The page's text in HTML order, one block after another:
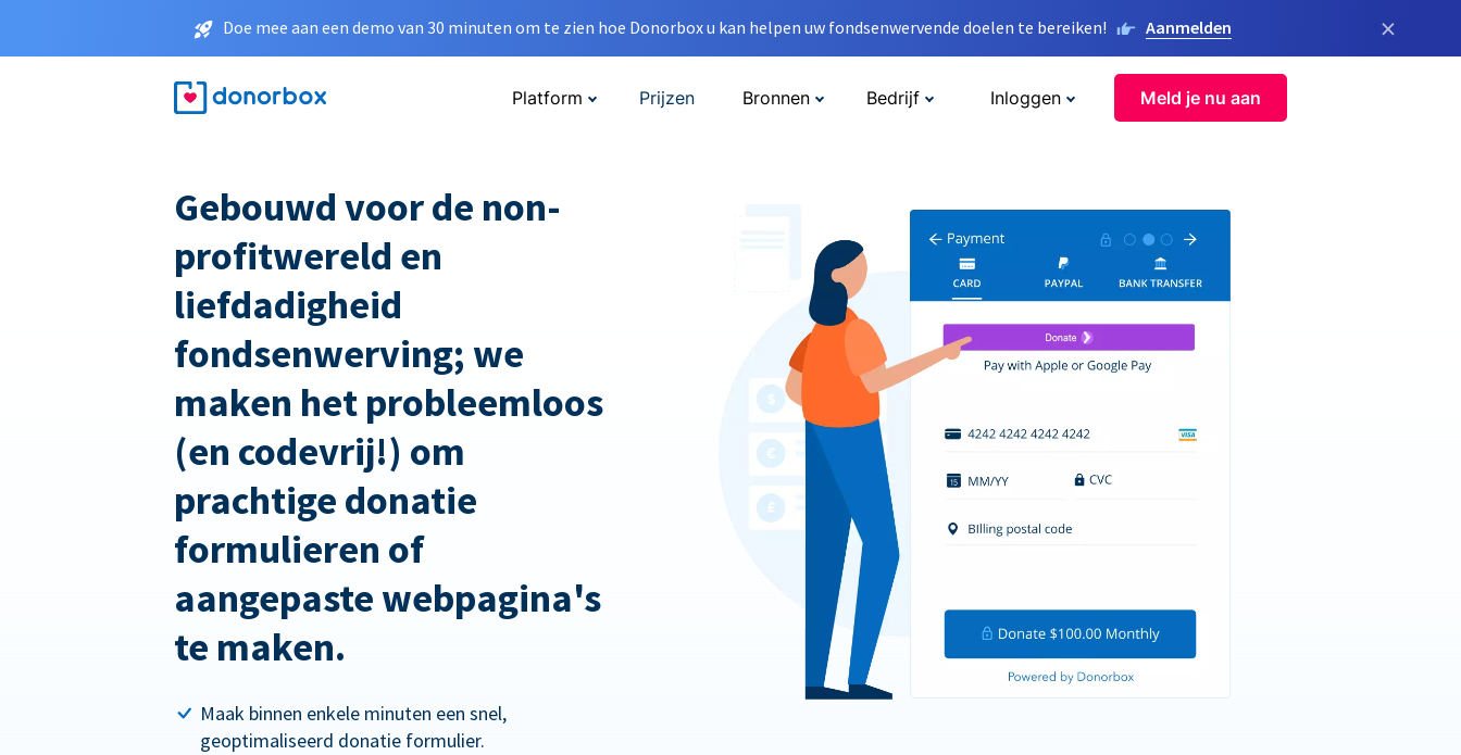
Doe mee aan een demo van 30 minuten om te zien hoe Donorbox u kan helpen uw fondsenwervende doelen te bereiken! Aanmelden ×
Platform Prijzen Bronnen Bedrijf Inloggen Meld je nu aan
Gebouwd voor de non-
profitwereld en
liefdadigheid
fondsenwerving; we
maken het probleemloos
(en codevrij!) om
prachtige donatie
formulieren of
aangepaste webpagina's
te maken.
Maak binnen enkele minuten een snel,
geoptimaliseerd donatie formulier.